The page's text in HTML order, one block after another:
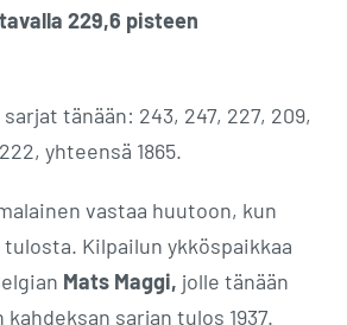
229,6 pisteen
sarjat tänään: 243, 247, 227, 209,
yhteensä 1865.
vastaa huutoon, kun
Kilpailun ykköspaikkaa
Mats Maggi, jolle tänään
sarjan tulos 1937.